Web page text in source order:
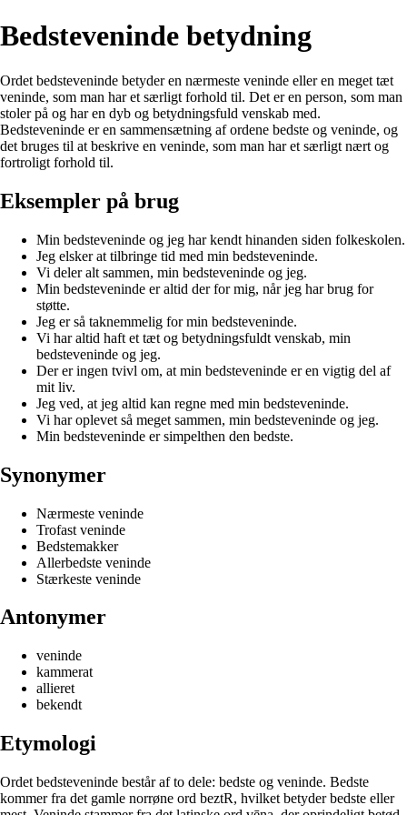
Bedsteveninde betydning
Ordet bedsteveninde betyder en nærmeste veninde eller en meget tæt
veninde, som man har et særligt forhold til. Det er en person, som man
stoler på og har en dyb og betydningsfuld venskab med.
Bedsteveninde er en sammensætning af ordene bedste og veninde, og
det bruges til at beskrive en veninde, som man har et særligt nært og
fortroligt forhold til.
Eksempler på brug
Min bedsteveninde og jeg har kendt hinanden siden folkeskolen.
Jeg elsker at tilbringe tid med min bedsteveninde.
Vi deler alt sammen, min bedsteveninde og jeg.
Min bedsteveninde er altid der for mig, når jeg har brug for
støtte.
Jeg er så taknemmelig for min bedsteveninde.
Vi har altid haft et tæt og betydningsfuldt venskab, min
bedsteveninde og jeg.
Der er ingen tvivl om, at min bedsteveninde er en vigtig del af
mit liv.
Jeg ved, at jeg altid kan regne med min bedsteveninde.
Vi har oplevet så meget sammen, min bedsteveninde og jeg.
Min bedsteveninde er simpelthen den bedste.
Synonymer
Nærmeste veninde
Trofast veninde
Bedstemakker
Allerbedste veninde
Stærkeste veninde
Antonymer
veninde
kammerat
allieret
bekendt
Etymologi
Ordet bedsteveninde består af to dele: bedste og veninde. Bedste
kommer fra det gamle norrøne ord beztR, hvilket betyder bedste eller